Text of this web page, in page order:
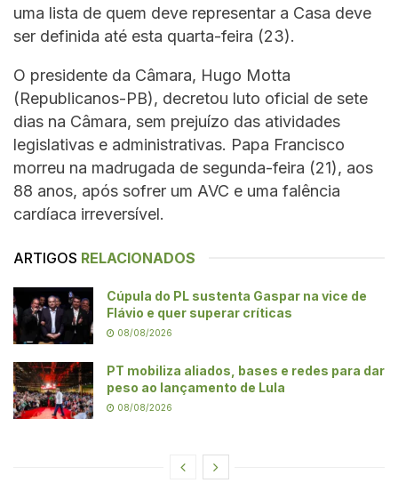
uma lista de quem deve representar a Casa deve
ser definida até esta quarta-feira (23).
O presidente da Câmara, Hugo Motta
(Republicanos-PB), decretou luto oficial de sete
dias na Câmara, sem prejuízo das atividades
legislativas e administrativas. Papa Francisco
morreu na madrugada de segunda-feira (21), aos
88 anos, após sofrer um AVC e uma falência
cardíaca irreversível.
ARTIGOS RELACIONADOS
Cúpula do PL sustenta Gaspar na vice de
Flávio e quer superar críticas
08/08/2026
PT mobiliza aliados, bases e redes para dar
peso ao lançamento de Lula
08/08/2026